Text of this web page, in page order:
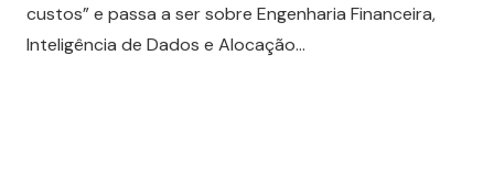
custos” e passa a ser sobre Engenharia Financeira,
Inteligência de Dados e Alocação…